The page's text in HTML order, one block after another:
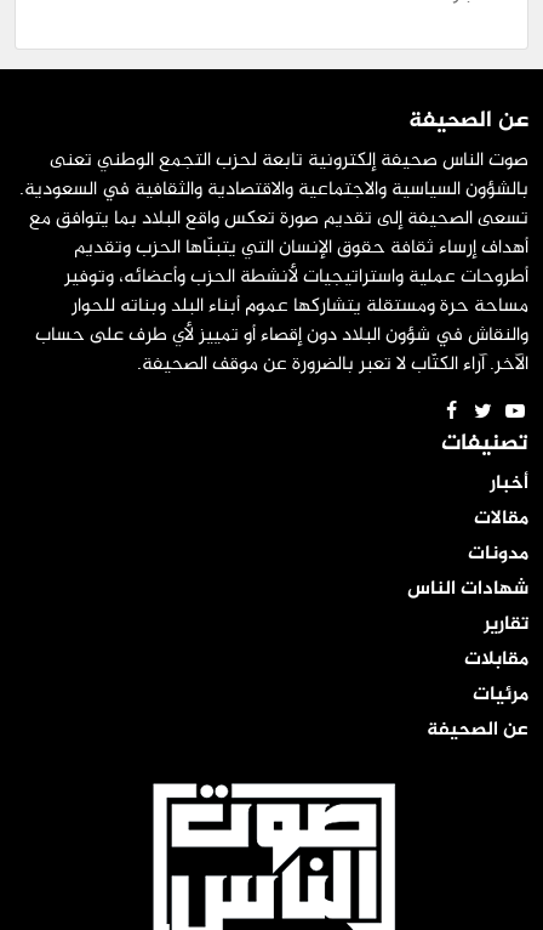
عن الصحيفة
صوت الناس صحيفة إلكترونية تابعة لحزب التجمع الوطني تعنى
بالشؤون السياسية والاجتماعية والاقتصادية والثقافية في السعودية.
تسعى الصحيفة إلى تقديم صورة تعكس واقع البلاد بما يتوافق مع
أهداف إرساء ثقافة حقوق الإنسان التي يتبنّاها الحزب وتقديم
أطروحات عملية واستراتيجيات لأنشطة الحزب وأعضائه، وتوفير
مساحة حرة ومستقلة يتشاركها عموم أبناء البلد وبناته للحوار
والنقاش في شؤون البلاد دون إقصاء أو تمييز لأي طرف على حساب
الآخر. آراء الكتّاب لا تعبر بالضرورة عن موقف الصحيفة.
تصنيفات
أخبار
مقالات
مدونات
شهادات الناس
تقارير
مقابلات
مرئيات
عن الصحيفة